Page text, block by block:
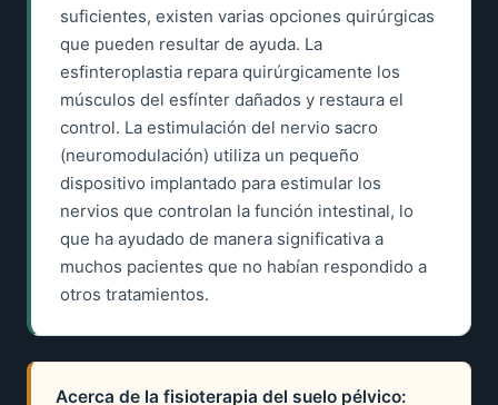
suficientes, existen varias opciones quirúrgicas
que pueden resultar de ayuda. La
esfinteroplastia repara quirúrgicamente los
músculos del esfínter dañados y restaura el
control. La estimulación del nervio sacro
(neuromodulación) utiliza un pequeño
dispositivo implantado para estimular los
nervios que controlan la función intestinal, lo
que ha ayudado de manera significativa a
muchos pacientes que no habían respondido a
otros tratamientos.
Acerca de la fisioterapia del suelo pélvico: